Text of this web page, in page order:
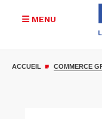
MENU
ACCUEIL COMMERCE